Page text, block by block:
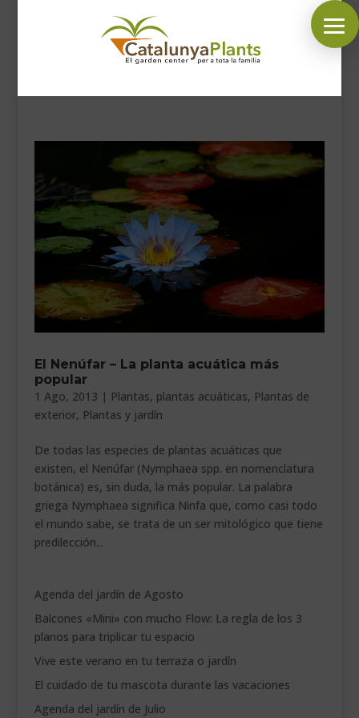
SÍGUENOS EN:
PLANTAS
COMPLEMENTOS JARDÍN
MASCOTAS
HORARIO GARDEN
CONTACTAR
___________________________
VEURE EN CATALÀ
El Nenúfar – La planta acuática más
popular
1 Ago, 2013 | Plantas, plantas acuáticas, Plantas de
exterior, Plantas y jardín
De todas las especies de plantas acuáticas que
existen, el Nenúfar (Nymphaea spp. en nomenclatura
botánica) es, sin duda, la más popular. La palabra
griega Nymphaea significa Ninfa que, como casi todo
el mundo sabe, se trata de un ser mitológico que tiene
predilección...
Agenda del jardín de Agosto
Balcones «Mini» con mucho Flow: La regla de los 3
planos para triplicar tu espacio
Vive este verano en tu terraza o jardín
El cuidado de tu mascota durante las vacaciones
Agenda del jardín de Julio